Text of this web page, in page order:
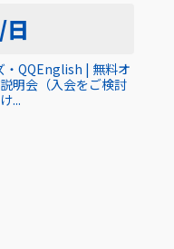
・QQEnglish | 無料オ
明会（入会をご検討
...